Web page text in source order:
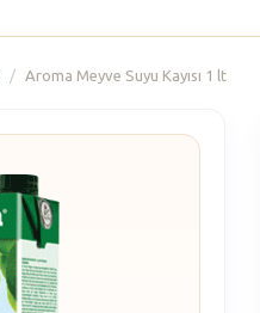
Aroma Meyve Suyu Kayısı 1 lt